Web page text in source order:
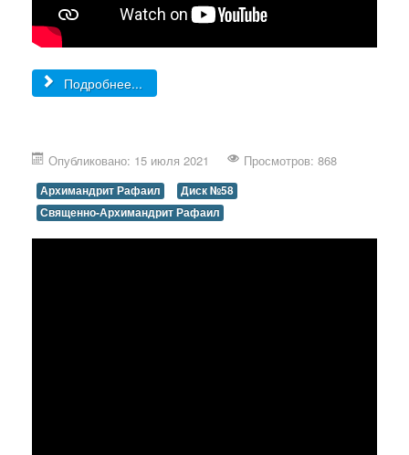
Подробнее...
Опубликовано: 15 июля 2021 Просмотров: 868
Архимандрит Рафаил
Диск №58
Священно-Архимандрит Рафаил